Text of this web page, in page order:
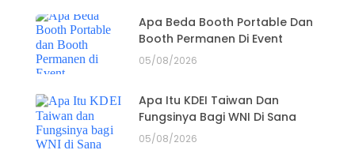
Apa Beda Booth Portable Dan
Booth Permanen Di Event
05/08/2026
Apa Itu KDEI Taiwan Dan
Fungsinya Bagi WNI Di Sana
05/08/2026